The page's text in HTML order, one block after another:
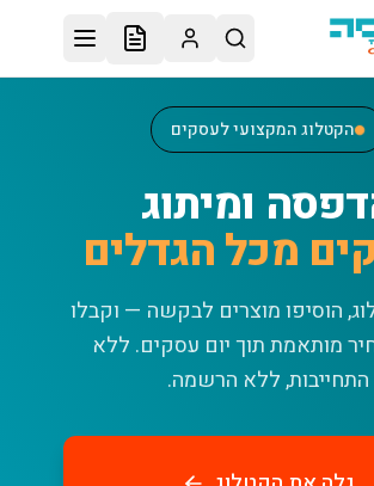
הקטלוג המקצועי לעסקים
ומיתוג
מכל הגדלים
הוסיפו מוצרים לבקשה — וקבלו
מותאמת תוך יום עסקים. ללא
התחייבות, ללא הרשמה.